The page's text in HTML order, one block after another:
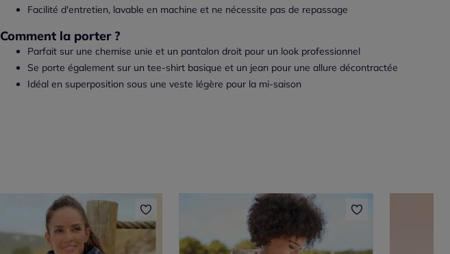
Facilité d'entretien, lavable en machine et ne nécessite pas de repassage
Comment la porter ?
Parfait sur une chemise unie et un pantalon droit pour un look professionnel
Se porte également sur un tee-shirt basique et un jean pour une allure décontractée
Idéal en superposition sous une veste légère pour la mi-saison